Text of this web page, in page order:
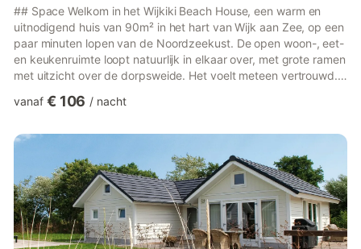
## Space Welkom in het Wijkiki Beach House, een warm en
uitnodigend huis van 90m² in het hart van Wijk aan Zee, op een
paar minuten lopen van de Noordzeekust. De open woon-, eet-
en keukenruimte loopt natuurlijk in elkaar over, met grote ramen
met uitzicht over de dorpsweide. Het voelt meteen vertrouwd.
bad met uitzicht op de weide en een apart toilet. De
de tweede twee eenpersoonsbedden (80x200). De keuken is
een echte kookkeuken met twee combi-ovens en een groot
fornuis met...
vanaf € 106 / nacht